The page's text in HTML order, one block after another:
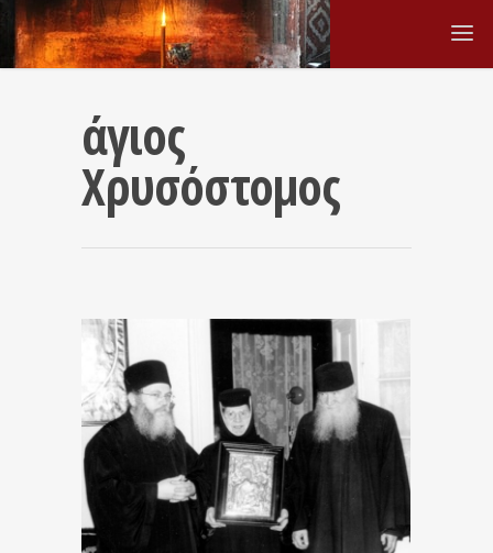
άγιος
Χρυσόστομος